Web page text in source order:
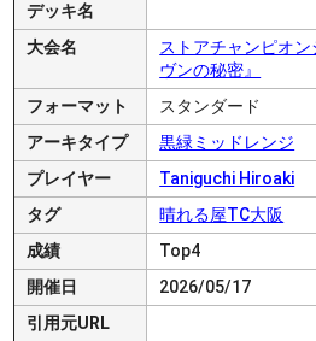
デッキ名
大会名
ストアチャンピオ
ヴンの秘密』
フォーマット
スタンダード
アーキタイプ
黒緑ミッドレンジ
プレイヤー
Taniguchi Hiroaki
タグ
晴れる屋TC大阪
成績
Top4
開催日
2026/05/17
引用元URL